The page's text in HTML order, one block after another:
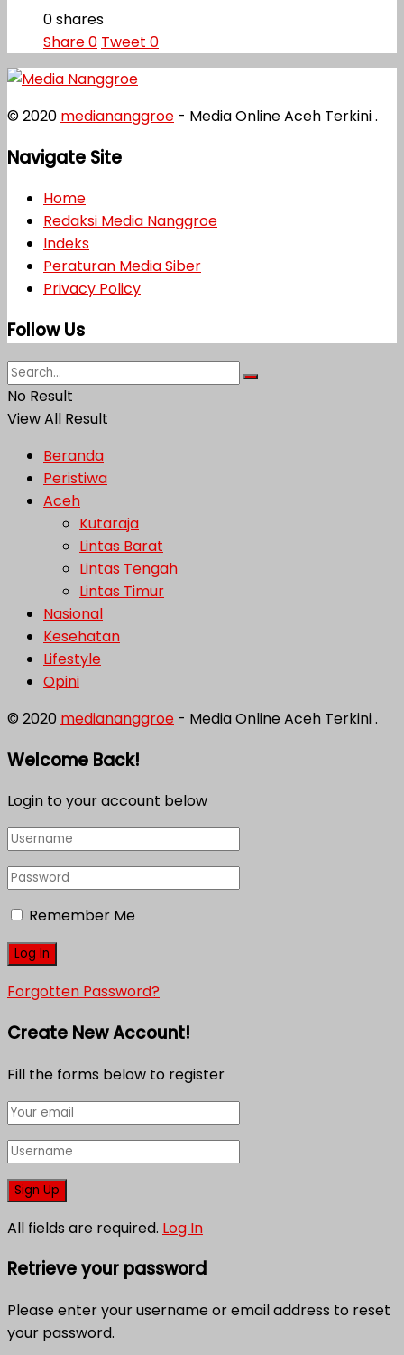
0 shares
Share0 Tweet 0
© 2020 mediananggroe - Media Online Aceh Terkini .
Navigate Site
Home
Redaksi Media Nanggroe
Indeks
Peraturan Media Siber
Privacy Policy
Follow Us
No Result
View All Result
Beranda
Peristiwa
Aceh
Kutaraja
Lintas Barat
Lintas Tengah
Lintas Timur
Nasional
Kesehatan
Lifestyle
Opini
© 2020 mediananggroe - Media Online Aceh Terkini .
Welcome Back!
Login to your account below
Remember Me
Forgotten Password?
Create New Account!
Fill the forms below to register
All fields are required. Log In
Retrieve your password
Please enter your username or email address to reset
your password.